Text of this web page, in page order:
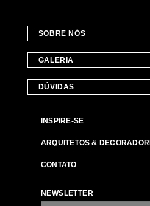
SOBRE NÓS
GALERIA
DÚVIDAS
INSPIRE-SE
ARQUITETOS &
CONTATO
NEWSLETTER